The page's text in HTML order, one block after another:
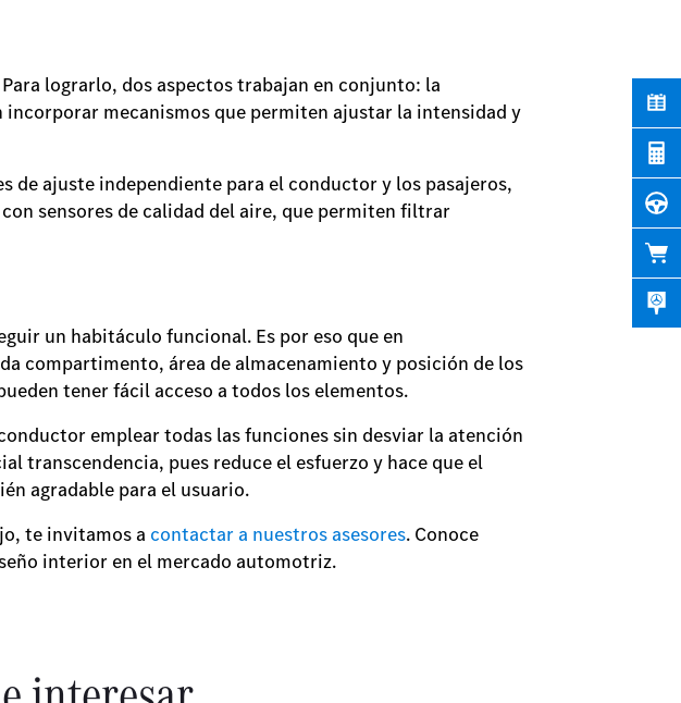
lograrlo, dos aspectos trabajan en conjunto: la
incorporar mecanismos que permiten ajustar la intensidad y
de ajuste independiente para el conductor y los pasajeros,
sensores de calidad del aire, que permiten filtrar
un habitáculo funcional. Es por eso que en
compartimento, área de almacenamiento y posición de los
tener fácil acceso a todos los elementos.
emplear todas las funciones sin desviar la atención
transcendencia, pues reduce el esfuerzo y hace que el
agradable para el usuario.
te invitamos a contactar a nuestros asesores. Conoce
interior en el mercado automotriz.